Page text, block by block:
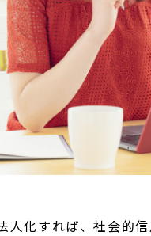
人化すれば、社会的